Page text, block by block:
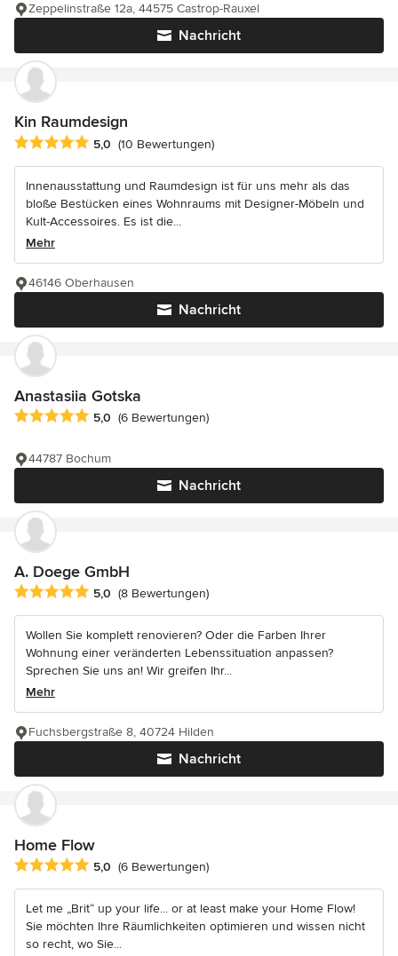
Nachricht
Zeppelinstraße 12a, 44575 Castrop-Rauxel
Kin Raumdesign
Durchschnittliche Bewertung: 5 von 5 Sternen
5,0 (10 Bewertungen)
Innenausstattung und Raumdesign ist für uns mehr als das
bloße Bestücken eines Wohnraums mit Designer-Möbeln und
Kult-Accessoires. Es ist die...
Mehr
Nachricht
46146 Oberhausen
Anastasiia Gotska
Durchschnittliche Bewertung: 5 von 5 Sternen
5,0 (6 Bewertungen)
Nachricht
44787 Bochum
A. Doege GmbH
Durchschnittliche Bewertung: 5 von 5 Sternen
5,0 (8 Bewertungen)
Wollen Sie komplett renovieren? Oder die Farben Ihrer
Wohnung einer veränderten Lebenssituation anpassen?
Sprechen Sie uns an! Wir greifen Ihr...
Mehr
Nachricht
Fuchsbergstraße 8, 40724 Hilden
Home Flow
Durchschnittliche Bewertung: 5 von 5 Sternen
5,0 (6 Bewertungen)
Let me „Brit“ up your life... or at least make your Home Flow!
Sie möchten Ihre Räumlichkeiten optimieren und wissen nicht
so recht, wo Sie...